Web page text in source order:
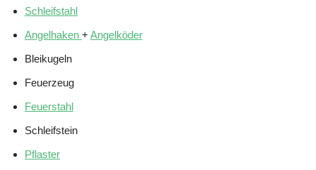
Schleifstahl
Angelhaken + Angelköder
Bleikugeln
Feuerzeug
Feuerstahl
Schleifstein
Pflaster